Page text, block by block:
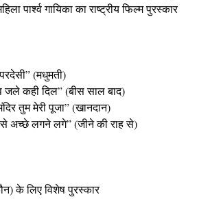
पार्श्व गायिका का राष्ट्रीय फिल्म पुरस्कार
(मधुमती)
जले कही दिल” (बीस साल बाद)
तुम मेरी पूजा” (खानदान)
अच्छे लगने लगे” (जीने की राह से)
के लिए विशेष पुरस्कार